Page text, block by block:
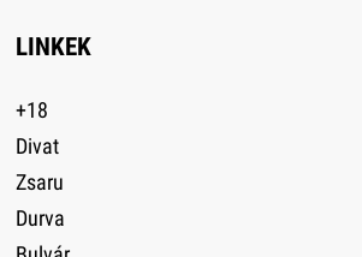
LINKEK
+18
Divat
Zsaru
Durva